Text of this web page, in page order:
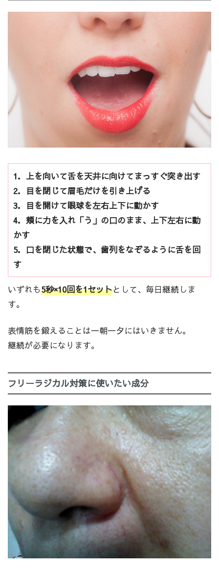
1．上を向いて舌を天井に向けてまっすぐ突き出す
2．目を閉じて眉毛だけを引き上げる
3．目を開けて眼球を左右上下に動かす
4．頬に力を入れ「う」の口のまま、上下左右に動
かす
5．口を閉じた状態で、歯列をなぞるように舌を回
す
いずれも5秒×10回を1セットとして、毎日継続しま
す。
表情筋を鍛えることは一朝一夕にはいきません。
継続が必要になります。
フリーラジカル対策に使いたい成分